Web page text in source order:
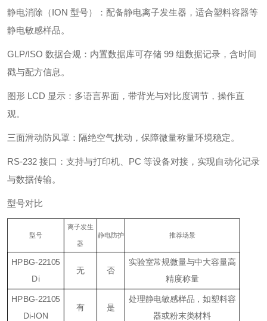
静电消除（ION 型号）：配备静电离子发生器，适合塑料容器等
静电敏感样品。
GLP/ISO 数据合规：内置数据库可存储 99 组数据记录，含时间
戳与配方信息。
图形 LCD 显示：多语言界面，带背光与对比度调节，操作直
观。
三面滑动防风罩：隔绝空气扰动，保障微量称量环境稳定。
RS‑232 接口：支持与打印机、PC 等设备对接，实现自动化记录
与数据传输。
型号对比
型号
离子发生
器
静电防护 推荐场景
HPBG‑22105
Di
无 否
实验室常规微量与中大容量高
精度称量
HPBG‑22105
Di‑ION
有 是
处理静电敏感样品，如塑料容
器或粉末类材料